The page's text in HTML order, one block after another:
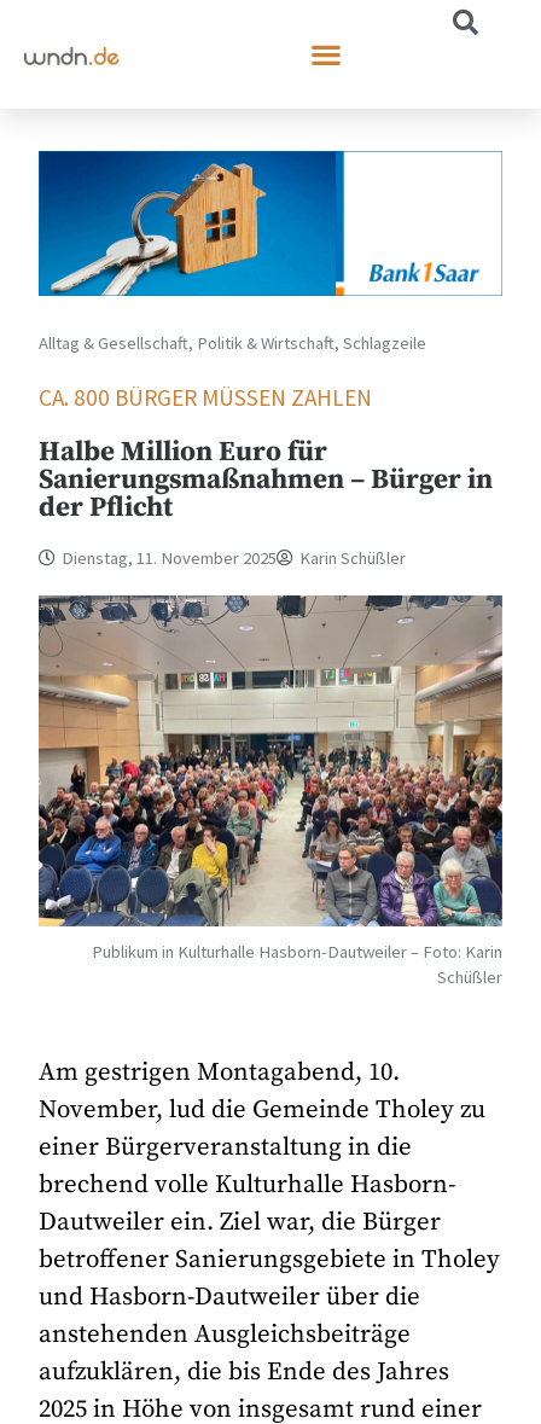
Alltag & Gesellschaft, Politik & Wirtschaft,Schlagzeile
CA. 800 BÜRGER MÜSSEN ZAHLEN
Halbe Million Euro für
Sanierungsmaßnahmen – Bürger in
der Pflicht
Dienstag, 11. November 2025 Karin Schüßler
Publikum in Kulturhalle Hasborn-Dautweiler – Foto: Karin
Schüßler
Am gestrigen Montagabend, 10.
November, lud die Gemeinde Tholey zu
einer Bürgerveranstaltung in die
brechend volle Kulturhalle Hasborn-
Dautweiler ein. Ziel war, die Bürger
betroffener Sanierungsgebiete in Tholey
und Hasborn-Dautweiler über die
anstehenden Ausgleichsbeiträge
aufzuklären, die bis Ende des Jahres
2025 in Höhe von insgesamt rund einer